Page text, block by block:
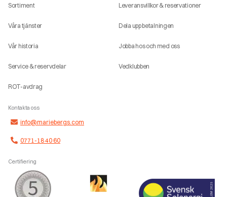
Sortiment
Våra tjänster
Vår historia
Service & reservdelar
ROT-avdrag
Leveransvillkor & reservationer
Dela upp betalningen
Jobba hos och med oss
Vedklubben
Kontakta oss
info@mariebergs.com
0771-18 40 60
Certifiering